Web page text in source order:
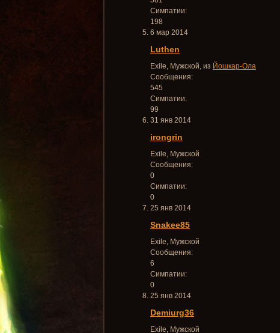
Симпатии:
198
6 мар 2014
Luthen
Exile, Мужской, из Йошкар-Ола
Сообщения:
545
Симпатии:
99
31 янв 2014
irongrin
Exile, Мужской
Сообщения:
0
Симпатии:
0
25 янв 2014
Snakee85
Exile, Мужской
Сообщения:
6
Симпатии:
0
25 янв 2014
Demiurg36
Exile, Мужской